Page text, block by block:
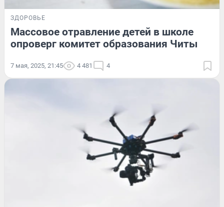
ЗДОРОВЬЕ
Массовое отравление детей в школе
опроверг комитет образования Читы
7 мая, 2025, 21:45 4 481 4